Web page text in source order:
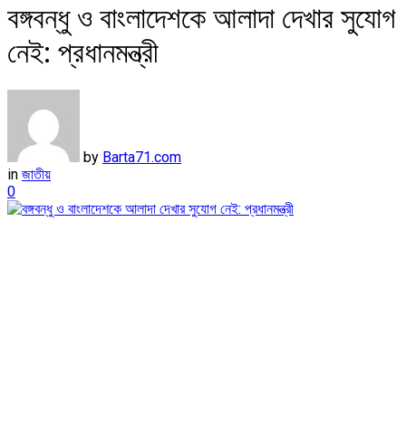
বঙ্গবন্ধু ও বাংলাদেশকে আলাদা দেখার সুযোগ
নেই: প্রধানমন্ত্রী
by Barta71.com
in জাতীয়
0